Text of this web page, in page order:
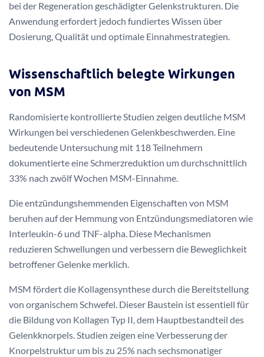
bei der Regeneration geschädigter Gelenkstrukturen. Die
Anwendung erfordert jedoch fundiertes Wissen über
Dosierung, Qualität und optimale Einnahmestrategien.
Wissenschaftlich belegte Wirkungen
von MSM
Randomisierte kontrollierte Studien zeigen deutliche MSM
Wirkungen bei verschiedenen Gelenkbeschwerden. Eine
bedeutende Untersuchung mit 118 Teilnehmern
dokumentierte eine Schmerzreduktion um durchschnittlich
33% nach zwölf Wochen MSM-Einnahme.
Die entzündungshemmenden Eigenschaften von MSM
beruhen auf der Hemmung von Entzündungsmediatoren wie
Interleukin-6 und TNF-alpha. Diese Mechanismen
reduzieren Schwellungen und verbessern die Beweglichkeit
betroffener Gelenke merklich.
MSM fördert die Kollagensynthese durch die Bereitstellung
von organischem Schwefel. Dieser Baustein ist essentiell für
die Bildung von Kollagen Typ II, dem Hauptbestandteil des
Gelenkknorpels. Studien zeigen eine Verbesserung der
Knorpelstruktur um bis zu 25% nach sechsmonatiger